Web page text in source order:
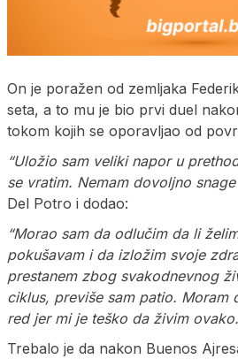
On je poražen od zemljaka
seta, a to mu je bio prvi duel
tokom kojih se oporavljao od
“Uložio sam veliki napor u
se vratim. Nemam dovoljno
Del Potro i dodao:
“Morao sam da odlučim da li
pokušavam i da izložim svoje
prestanem zbog svakodnevnog
ciklus, previše sam patio. Moram
red jer mi je teško da živim
Trebalo je da nakon Buenos